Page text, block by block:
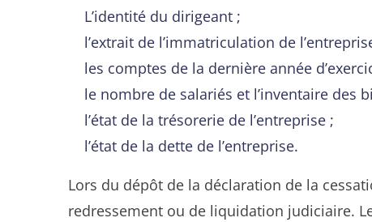
L’identité du dirigeant ;
l’extrait de l’immatriculation de
les comptes de la dernière année
le nombre de salariés et l’inventaire des
l’état de la trésorerie de l’entreprise ;
l’état de la dette de l’entreprise.
Lors du dépôt de la déclaration de la
redressement ou de liquidation judiciaire.